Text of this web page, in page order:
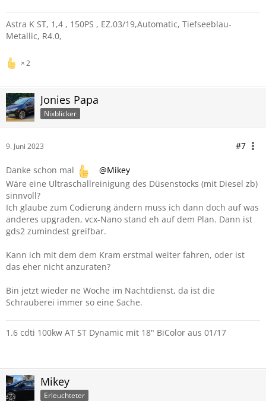
Astra K ST, 1,4 , 150PS , EZ.03/19,Automatic, Tiefseeblau-
Metallic, R4.0,
2
Jonies Papa
Nixblicker
9. Juni 2023 #7
Danke schon mal
Mikey
Wäre eine Ultraschallreinigung des Düsenstocks (mit Diesel zb)
sinnvoll?
Ich glaube zum Codierung ändern muss ich dann doch auf was
anderes upgraden, vcx-Nano stand eh auf dem Plan. Dann ist
gds2 zumindest greifbar.
Kann ich mit dem dem Kram erstmal weiter fahren, oder ist
das eher nicht anzuraten?
Bin jetzt wieder ne Woche im Nachtdienst, da ist die
Schrauberei immer so eine Sache.
1.6 cdti 100kw AT ST Dynamic mit 18" BiColor aus 01/17
Mikey
Erleuchteter